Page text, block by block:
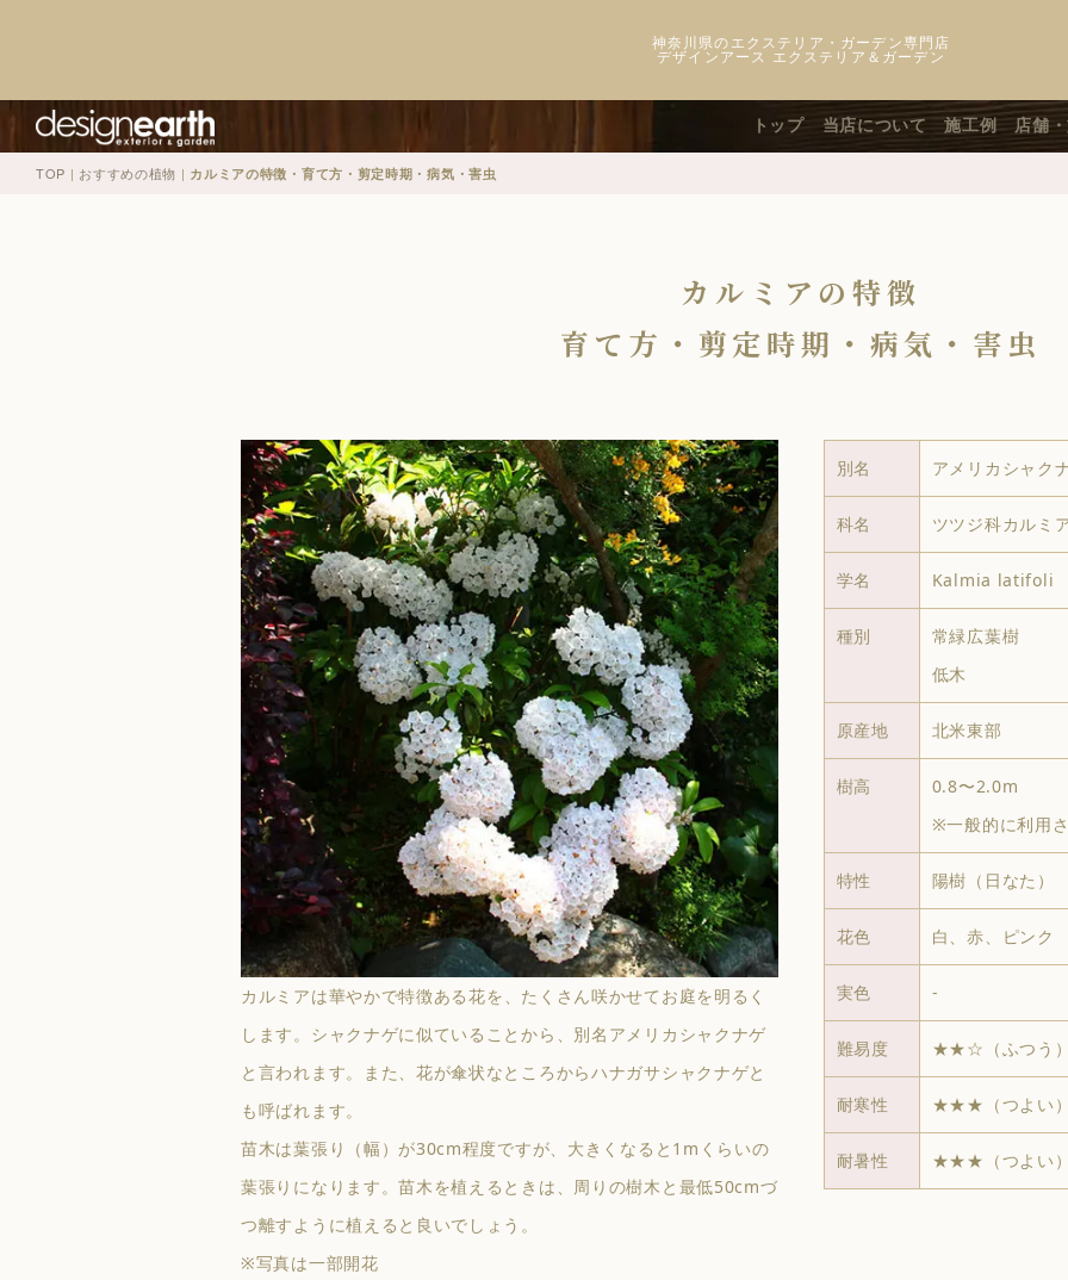
神奈川県のエクステリア・ガーデン専門店
デザインアース エクステリア＆ガーデン
トップ 当店について 施工例 店舗
TOP | おすすめの植物 | カルミアの特徴・育て方・剪定時期・病気・害虫
カルミアの特徴
育て方・剪定時期・病気・害虫
カルミアは華やかで特徴ある花を、たくさん咲かせてお庭を明るく
します。シャクナゲに似ていることから、別名アメリカシャクナゲ
と言われます。また、花が傘状なところからハナガサシャクナゲと
も呼ばれます。
苗木は葉張り（幅）が30cm程度ですが、大きくなると1mくらいの
葉張りになります。苗木を植えるときは、周りの樹木と最低50cmづ
つ離すように植えると良いでしょう。
※写真は一部開花
別名 アメリカシャク
科名 ツツジ科カルミ
学名 Kalmia latifoli
種別
常緑広葉樹
低木
原産地 北米東部
樹高
0.8〜2.0m
※一般的に利用
特性 陽樹（日なた）
花色 白、赤、ピンク
実色 -
難易度 ★★☆（ふつう
耐寒性 ★★★（つよい
耐暑性 ★★★（つよい